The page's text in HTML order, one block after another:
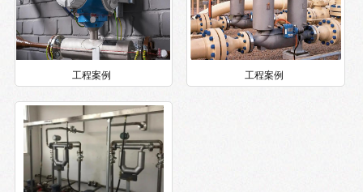
工程案例 工程案例